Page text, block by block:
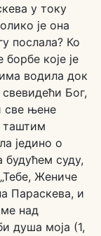
у току
је она
послала? Ко
које је
водила док
Бог,
све њене
таштим
једино о
суду,
Жениче
Параскева, и
над
душа моја (1,